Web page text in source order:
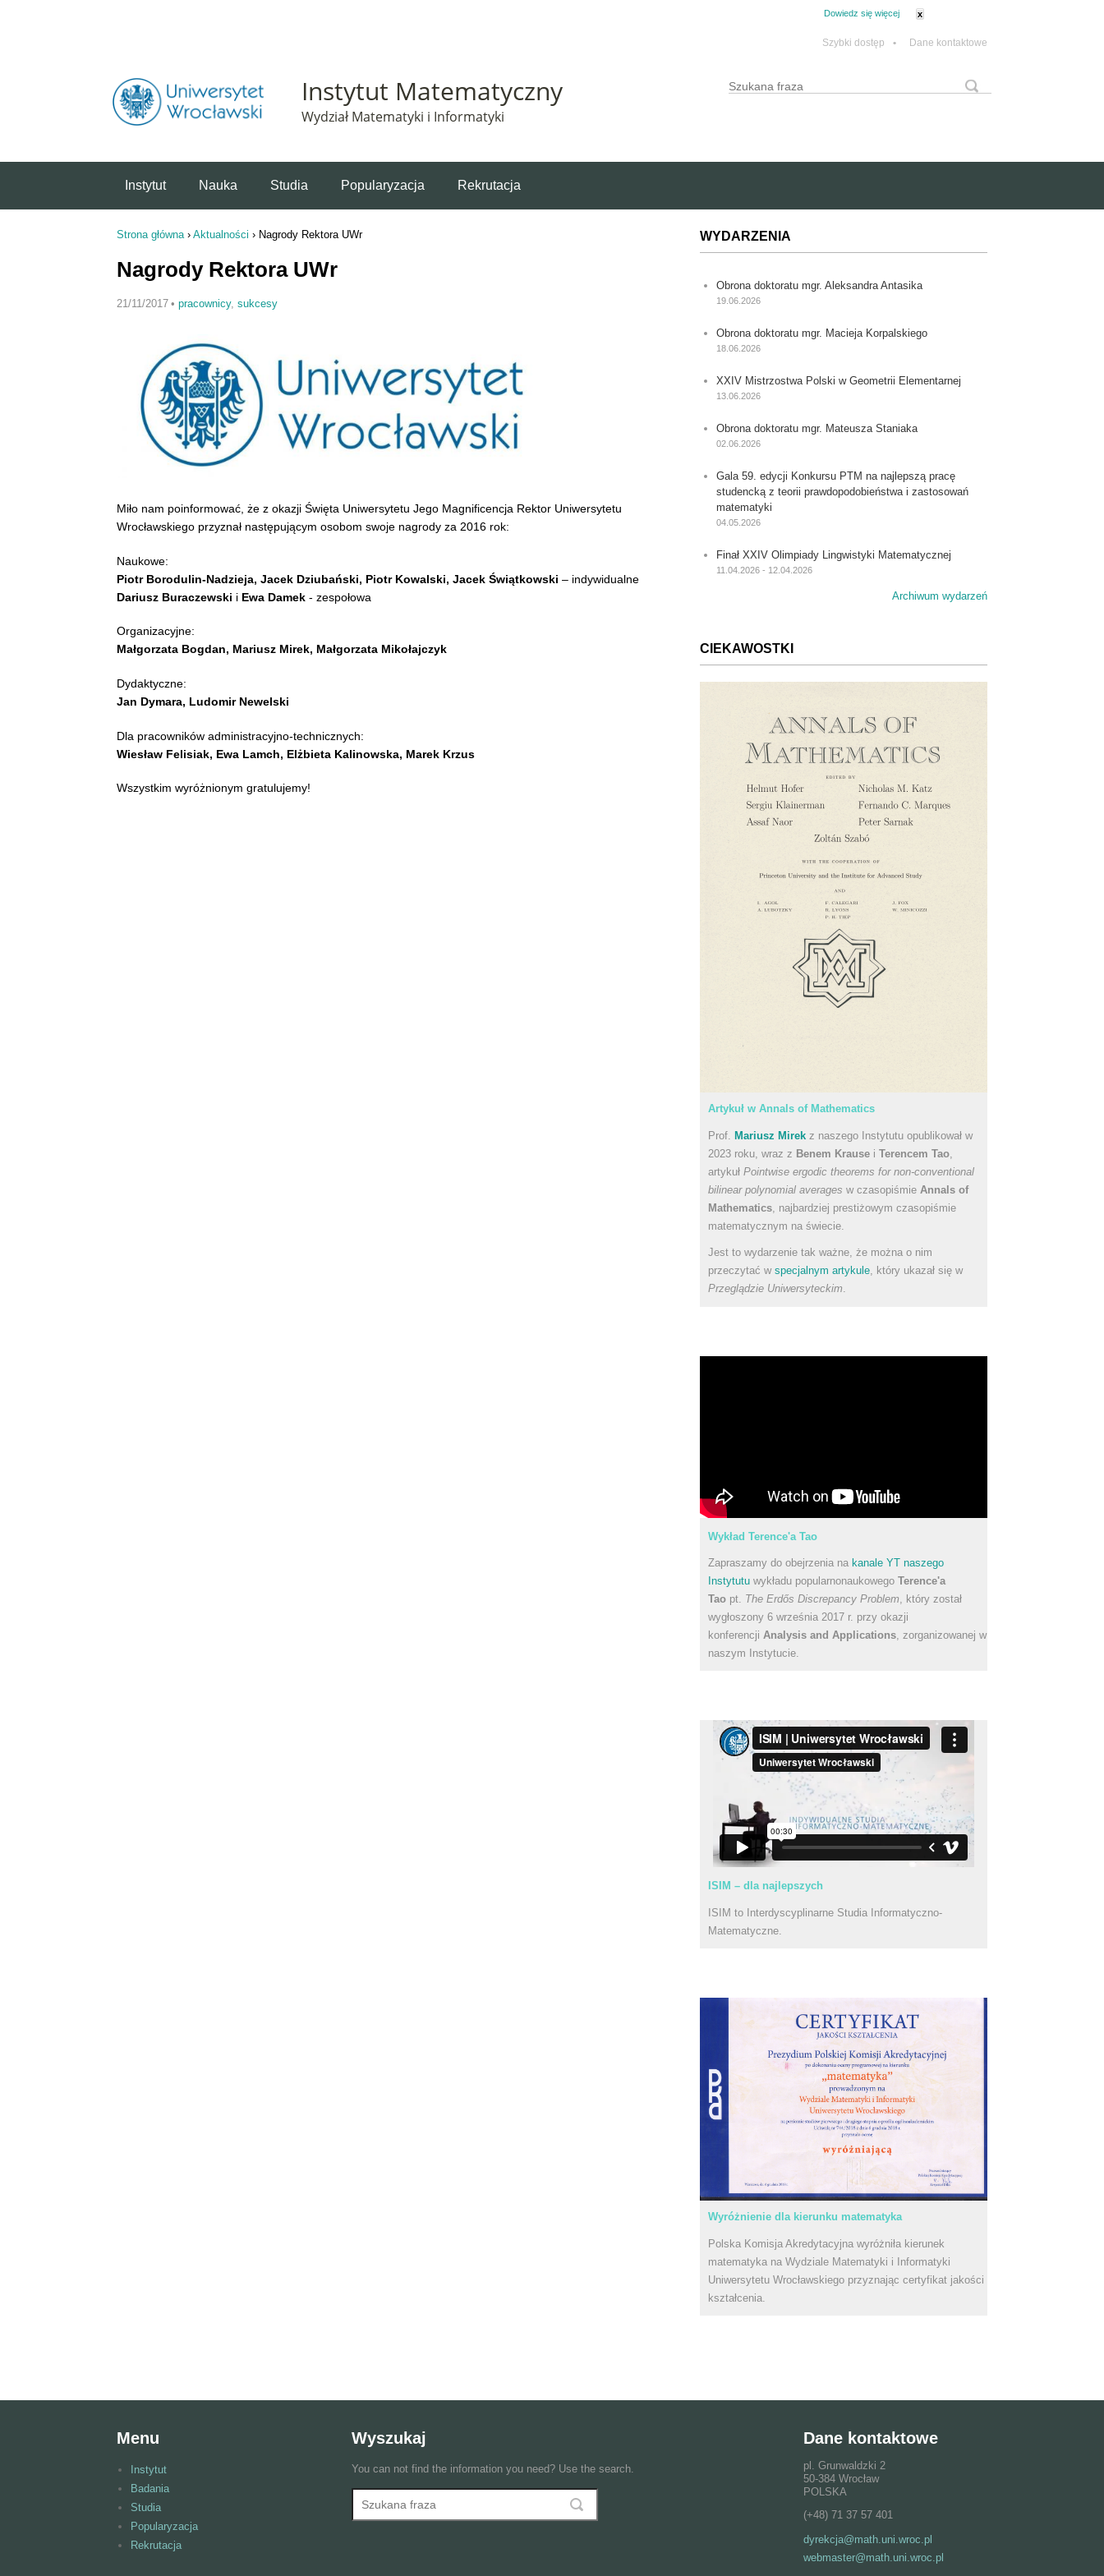
Dowiedz się więcej x
Szybki dostęp • Dane kontaktowe
Instytut Matematyczny
Wydział Matematyki i Informatyki
Formularz wyszukiwania
Wyszukaj
Instytut Nauka Studia Popularyzacja Rekrutacja
Strona główna› Aktualności › Nagrody Rektora UWr
Nagrody Rektora UWr
21/11/2017 • pracownicy, sukcesy
Miło nam poinformować, że z okazji Święta Uniwersytetu Jego Magnificencja Rektor Uniwersytetu
Wrocławskiego przyznał następującym osobom swoje nagrody za 2016 rok:
Naukowe:
Piotr Borodulin-Nadzieja, Jacek Dziubański, Piotr Kowalski, Jacek Świątkowski – indywidualne
Dariusz Buraczewski i Ewa Damek - zespołowa
Organizacyjne:
Małgorzata Bogdan, Mariusz Mirek, Małgorzata Mikołajczyk
Dydaktyczne:
Jan Dymara, Ludomir Newelski
Dla pracowników administracyjno-technicznych:
Wiesław Felisiak, Ewa Lamch, Elżbieta Kalinowska, Marek Krzus
Wszystkim wyróżnionym gratulujemy!
WYDARZENIA
Obrona doktoratu mgr. Aleksandra Antasika
19.06.2026
Obrona doktoratu mgr. Macieja Korpalskiego
18.06.2026
XXIV Mistrzostwa Polski w Geometrii Elementarnej
13.06.2026
Obrona doktoratu mgr. Mateusza Staniaka
02.06.2026
Gala 59. edycji Konkursu PTM na najlepszą pracę
studencką z teorii prawdopodobieństwa i zastosowań
matematyki
04.05.2026
Finał XXIV Olimpiady Lingwistyki Matematycznej
11.04.2026 - 12.04.2026
Archiwum wydarzeń
CIEKAWOSTKI
Artykuł w Annals of Mathematics
Prof. Mariusz Mirek z naszego Instytutu opublikował w
2023 roku, wraz z Benem Krause i Terencem Tao
artykuł Pointwise ergodic theorems for non-conventional
bilinear polynomial averages w czasopiśmie Annals of
Mathematics , najbardziej prestiżowym czasopiśmie
matematycznym na świecie.
Jest to wydarzenie tak ważne, że można o nim
przeczytać w specjalnym artykule, który ukazał się w
Przeglądzie Uniwersyteckim.
Wykład Terence'a Tao
Zapraszamy do obejrzenia na kanale YT naszego
Instytutu wykładu popularnonaukowego Terence'a
Tao pt. The Erdős Discrepancy Problem , który został
wygłoszony 6 września 2017 r. przy okazji
konferencji Analysis and Applications , zorganizowanej w
naszym Instytucie.
ISIM – dla najlepszych
ISIM to Interdyscyplinarne Studia Informatyczno-
Matematyczne.
Wyróżnienie dla kierunku matematyka
Polska Komisja Akredytacyjna wyróżniła kierunek
matematyka na Wydziale Matematyki i Informatyki
Uniwersytetu Wrocławskiego przyznając certyfikat jakości
kształcenia.
Menu
Instytut
Badania
Studia
Popularyzacja
Rekrutacja
Wyszukaj
You can not find the information you need? Use the search.
Formularz wyszukiwania
Wyszukaj
Dane kontaktowe
pl. Grunwaldzki 2
50-384 Wrocław
POLSKA
(+48) 71 37 57 401
dyrekcja@math.uni.wroc.pl
webmaster@math.uni.wroc.pl